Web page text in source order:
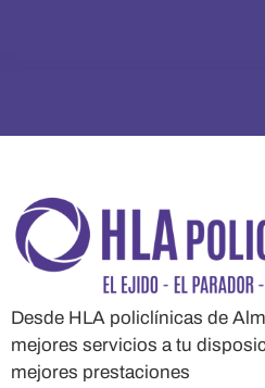
Desde HLA policlínicas de
mejores servicios a tu
mejores prestaciones